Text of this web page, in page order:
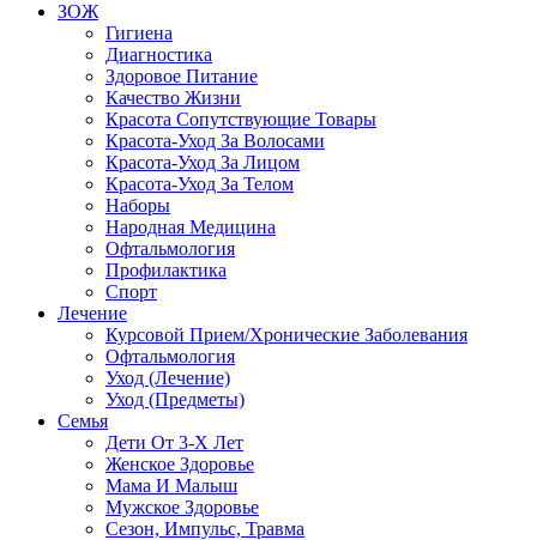
ЗОЖ
Гигиена
Диагностика
Здоровое Питание
Качество Жизни
Красота Сопутствующие Товары
Красота-Уход За Волосами
Красота-Уход За Лицом
Красота-Уход За Телом
Наборы
Народная Медицина
Офтальмология
Профилактика
Спорт
Лечение
Курсовой Прием/Хронические Заболевания
Офтальмология
Уход (Лечение)
Уход (Предметы)
Семья
Дети От 3-Х Лет
Женское Здоровье
Мама И Малыш
Мужское Здоровье
Сезон, Импульс, Травма